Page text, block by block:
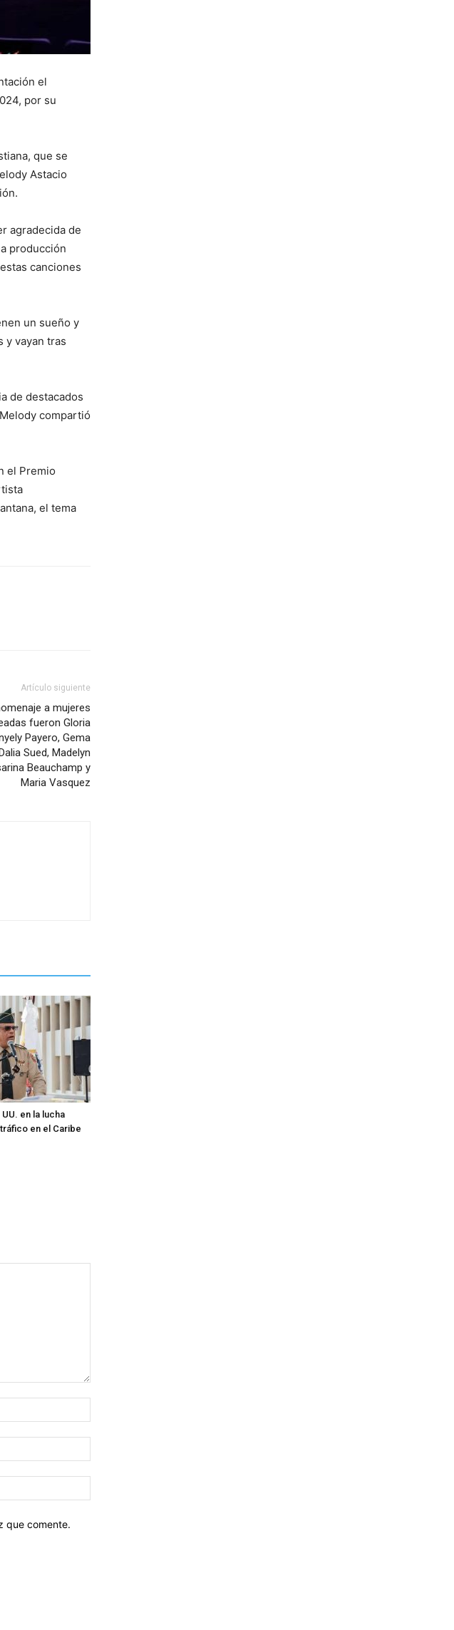
el
por su
que se
Astacio
agradecida de
producción
canciones
un sueño y
y vayan tras
de destacados
compartió
el Premio
el tema
Artículo siguiente
a mujeres
fueron Gloria
Payero, Gema
Sued, Madelyn
Beauchamp y
Maria Vasquez
UU. en la lucha
en el Caribe
que comente.